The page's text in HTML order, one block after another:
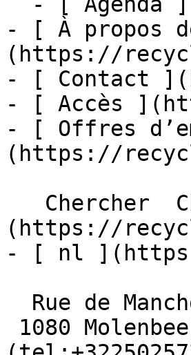
- [ À propos
(https://
- [ Contact
- [ Accès
- [ Offres
(https://
(https://
- [ nl